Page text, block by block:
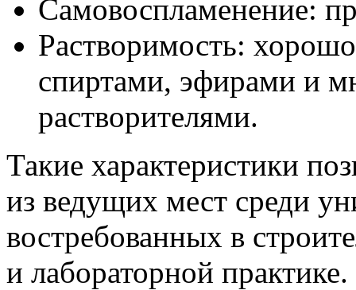
Самовоспламенение:
Растворимость:
спиртами, эфирами и
растворителями.
Такие характеристики
из ведущих мест среди
востребованных в
и лабораторной практике.